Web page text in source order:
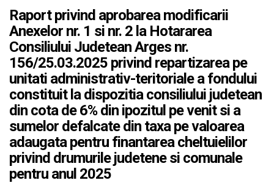
Raport privind aprobarea modificarii
Anexelor nr. 1 si nr. 2 la Hotararea
Consiliului Judetean Arges nr.
156/25.03.2025 privind repartizarea pe
unitati administrativ-teritoriale a fondului
constituit la dispozitia consiliului judetean
din cota de 6% din ipozitul pe venit si a
sumelor defalcate din taxa pe valoarea
adaugata pentru finantarea cheltuielilor
privind drumurile judetene si comunale
pentru anul 2025